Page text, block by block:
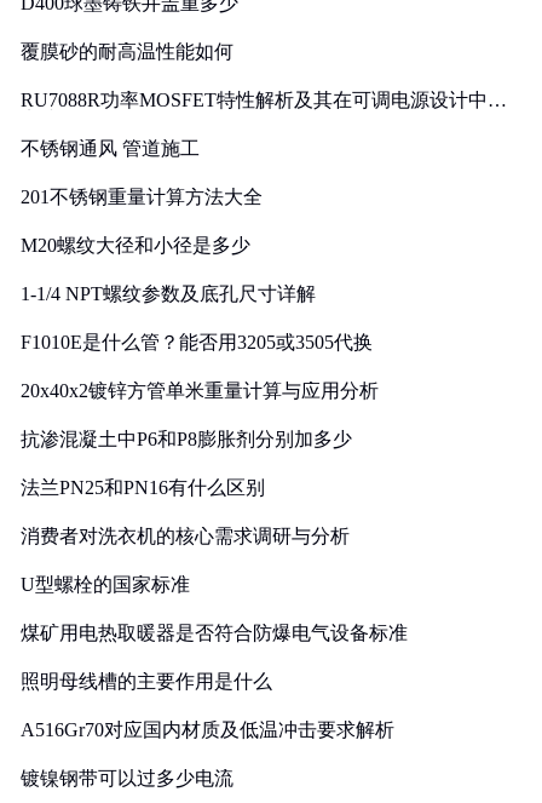
覆膜砂的耐高温性能如何
RU7088R功率MOSFET特性解析及其在可调电源设计中的
不锈钢通风 管道施工
201不锈钢重量计算方法大全
M20螺纹大径和小径是多少
1-1/4 NPT螺纹参数及底孔尺寸详解
F1010E是什么管？能否用3205或3505代换
20x40x2镀锌方管单米重量计算与应用分析
抗渗混凝土中P6和P8膨胀剂分别加多少
法兰PN25和PN16有什么区别
消费者对洗衣机的核心需求调研与分析
U型螺栓的国家标准
煤矿用电热取暖器是否符合防爆电气设备标准
照明母线槽的主要作用是什么
A516Gr70对应国内材质及低温冲击要求解析
镀镍钢带可以过多少电流